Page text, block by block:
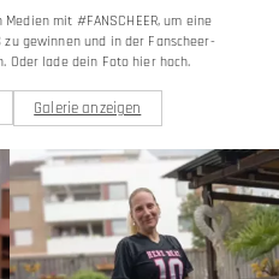
mit #FANSCHEER, um eine
zu gewinnen und in der Fanscheer-
Oder lade dein Foto hier hoch.
Galerie anzeigen